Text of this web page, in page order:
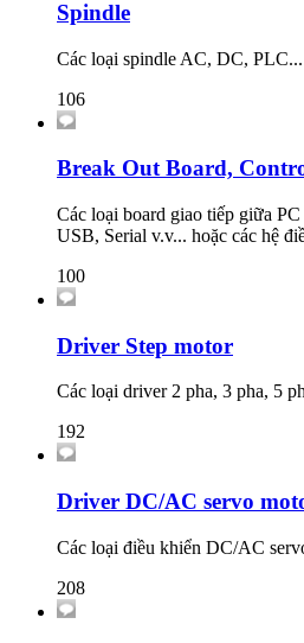
Spindle
Các loại spindle AC, DC, PLC...
106
Break Out Board,
Các loại board giao tiếp giữa
USB, Serial v.v... hoặc các hệ
100
Driver Step motor
Các loại driver 2 pha, 3 pha, 5
192
Driver DC/AC servo
Các loại điều khiển DC/AC
208